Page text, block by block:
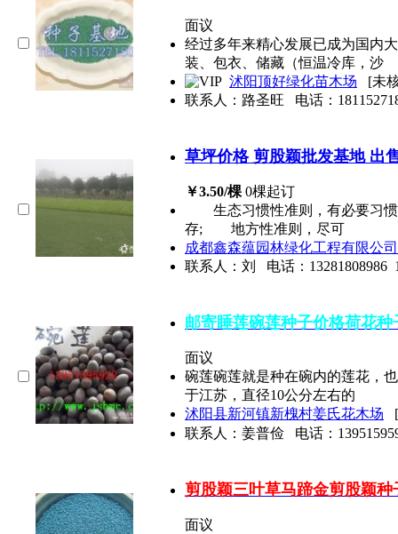
面议
经过多年来精心发展已成为国内
装、包衣、储藏（恒温冷库，沙
沭阳顶好绿化苗木场
[未
联系人：路圣旺
电话：
草坪价格 剪股颖批发基地 出
￥3.50/棵 0棵起订
生态习惯性准则，有必要习惯
存; 地方性准则，尽可
成都鑫森蕴园林绿化工程有限公司
联系人：刘
电话： 13281808986
邮寄睡莲碗莲种子价格荷花
面议
碗莲碗莲就是种在碗内的莲花，
于江苏，直径10公分左右的
沭阳县新河镇新槐村姜氏花木场
联系人：姜普俭
电话：
剪股颖三叶草马蹄金剪股颖
面议